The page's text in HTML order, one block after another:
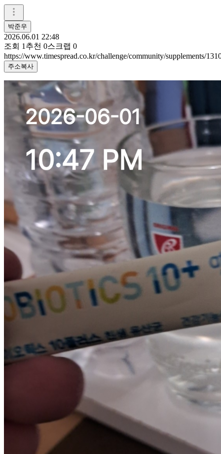
박준우
2026.06.01 22:48
조회 1 추천 0스크랩 0
https://www.timespread.co.kr/challenge/community/supplements/
주소복사